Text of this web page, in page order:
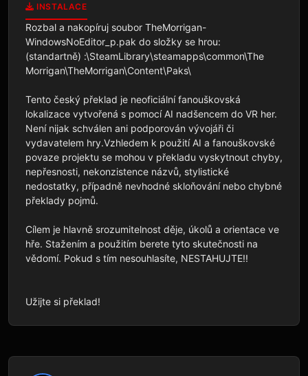
INSTALACE
Rozbal a nakopíruj soubor TheMorrigan-
WindowsNoEditor_p.pak do složky se hrou:
(standartně) :\SteamLibrary\steamapps\common\The
Morrigan\TheMorrigan\Content\Paks\
Tento český překlad je neoficiální fanouškovská
lokalizace vytvořená s pomocí AI nadšencem do VR her.
Není nijak schválen ani podporován vývojáři či
vydavatelem hry.Vzhledem k použití AI a fanouškovské
povaze projektu se mohou v překladu vyskytnout chyby,
nepřesnosti, nekonzistence názvů, stylistické
nedostatky, případně nevhodné skloňování nebo chybné
překlady pojmů.
Cílem je hlavně srozumitelnost děje, úkolů a orientace ve
hře. Stažením a použitím berete tyto skutečnosti na
vědomí. Pokud s tím nesouhlasíte, NESTAHUJTE!!
Užijte si překlad!